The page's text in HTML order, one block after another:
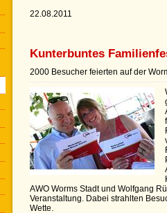
22.08.2011
Kunterbuntes
2000 Besucher feierten auf der
AWO Worms Stadt und Wolfgang
Veranstaltung. Dabei strahlten
Wette.